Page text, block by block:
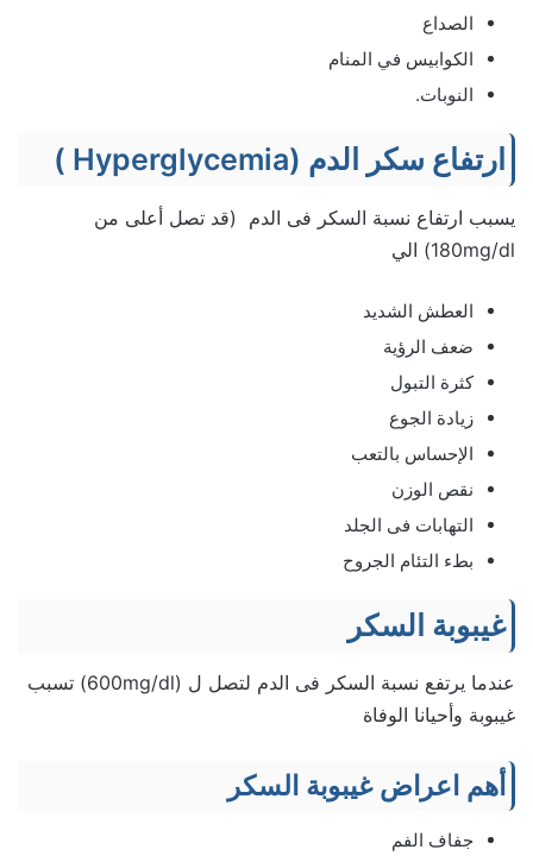
الصداع
الكوابيس في المنام
النوبات.
ارتفاع سكر الدم (Hyperglycemia )
يسبب ارتفاع نسبة السكر فى الدم (قد تصل أعلى من
180mg/dl) الي
العطش الشديد
ضعف الرؤية
كثرة التبول
زيادة الجوع
الإحساس بالتعب
نقص الوزن
التهابات فى الجلد
بطء التئام الجروح
غيبوبة السكر
عندما يرتفع نسبة السكر فى الدم لتصل ل (600mg/dl) تسبب
غيبوبة وأحيانا الوفاة
أهم اعراض غيبوبة السكر
جفاف الفم